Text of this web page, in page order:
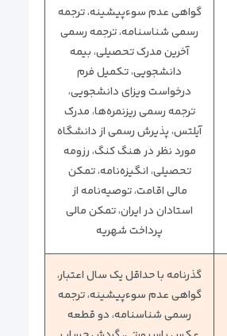
گواهی عدم سوء‌پیشینه، ترجمه
رسمی شناسنامه، ترجمه رسمی
آخرین مدرک تحصیلی، بیمه
دانشجویی، تکمیل فرم
درخواست ویزای دانشجویی،
ترجمه رسمی ریزنمره‌ها، مدرک
آیلتس، پذیرش رسمی از دانشگاه
مورد نظر در هنگ کنگ، رزومه
تحصیلی، انگیزه‌نامه، تمکن
مالی اقامت، توصیه‌نامه از
استادان در ایران، تمکن مالی
پرداخت شهریه
گذرنامه با حداقل یک سال اعتبار،
گواهی عدم سوء‌پیشینه، ترجمه
رسمی شناسنامه، دو قطعه